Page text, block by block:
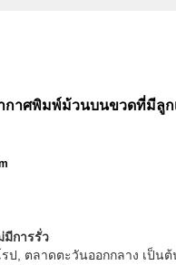
กาศพิมพ์ม้วนบนขวดที่มีลูก
มีการรั่ว
ป, ตลาดตะวันออกกลาง เป็น